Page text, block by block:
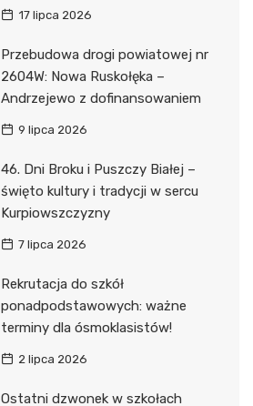
17 lipca 2026
Przebudowa drogi powiatowej nr
2604W: Nowa Ruskołęka –
Andrzejewo z dofinansowaniem
9 lipca 2026
46. Dni Broku i Puszczy Białej –
święto kultury i tradycji w sercu
Kurpiowszczyzny
7 lipca 2026
Rekrutacja do szkół
ponadpodstawowych: ważne
terminy dla ósmoklasistów!
2 lipca 2026
Ostatni dzwonek w szkołach